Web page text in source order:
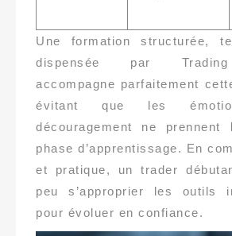
Une formation structurée,
dispensée par Trading
accompagne parfaitement
évitant que les
découragement ne
phase d’apprentissage. En
et pratique, un trader
peu s’approprier les outils
pour évoluer en confiance.